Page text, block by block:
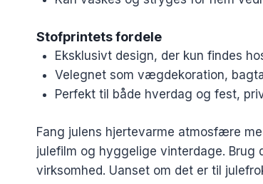
Stofprintets fordele
Eksklusivt design, der kun findes
Velegnet som vægdekoration,
Perfekt til både hverdag og fest,
Fang julens hjertevarme atmosfære
julefilm og hyggelige vinterdage.
virksomhed. Uanset om det er til